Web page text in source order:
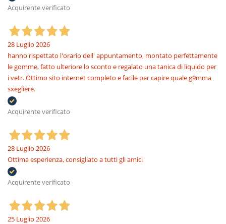
Acquirente verificato
28 Luglio 2026
hanno rispettato l'orario dell' appuntamento, montato perfettamente
le gomme, fatto ulteriore lo sconto e regalato una tanica di liquido per
i vetr. Ottimo sito internet completo e facile per capire quale g9mma
sxegliere.
Acquirente verificato
28 Luglio 2026
Ottima esperienza, consigliato a tutti gli amici
Acquirente verificato
25 Luglio 2026